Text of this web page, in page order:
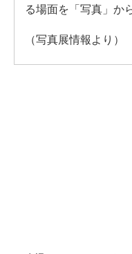
る場面を「写真」か
（写真展情報より）